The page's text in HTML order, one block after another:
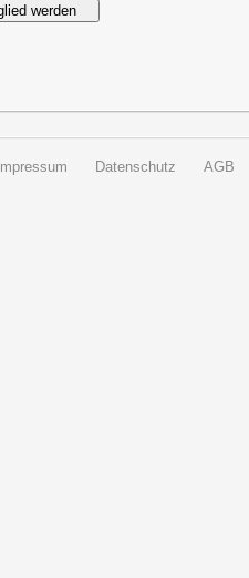
Impressum Datenschutz AGB